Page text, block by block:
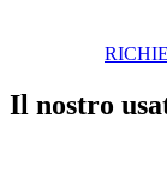
Il nostro